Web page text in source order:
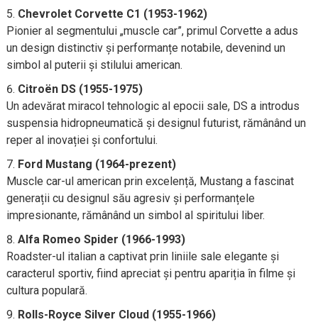
Chevrolet Corvette C1 (1953-1962)
Pionier al segmentului „muscle car”, primul Corvette a adus
un design distinctiv și performanțe notabile, devenind un
simbol al puterii și stilului american.
Citroën DS (1955-1975)
Un adevărat miracol tehnologic al epocii sale, DS a introdus
suspensia hidropneumatică și designul futurist, rămânând un
reper al inovației și confortului.
Ford Mustang (1964-prezent)
Muscle car-ul american prin excelență, Mustang a fascinat
generații cu designul său agresiv și performanțele
impresionante, rămânând un simbol al spiritului liber.
Alfa Romeo Spider (1966-1993)
Roadster-ul italian a captivat prin liniile sale elegante și
caracterul sportiv, fiind apreciat și pentru apariția în filme și
cultura populară.
Rolls-Royce Silver Cloud (1955-1966)